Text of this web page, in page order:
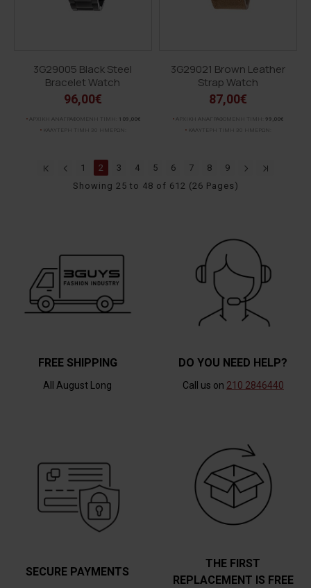
3G29005 Black Steel
Bracelet Watch
96,00€
ΑΡΧΙΚΗ ΑΝΑΓΡΑΦΟΜΕΝΗ ΤΙΜΗ:
109,00€
ΚΑΛΥΤΕΡΗ ΤΙΜΗ 30 ΗΜΕΡΩΝ:
3G29021 Brown Leather
Strap Watch
87,00€
ΑΡΧΙΚΗ ΑΝΑΓΡΑΦΟΜΕΝΗ ΤΙΜΗ:
99,00€
ΚΑΛΥΤΕΡΗ ΤΙΜΗ 30 ΗΜΕΡΩΝ:
1 2 3 4 5 6 7 8
9
Showing 25 to 48 of 612 (26 Pages)
FREE SHIPPING
All August Long
DO YOU NEED HELP?
Call us on 210 2846440
SECURE PAYMENTS
THE FIRST
REPLACEMENT IS FREE